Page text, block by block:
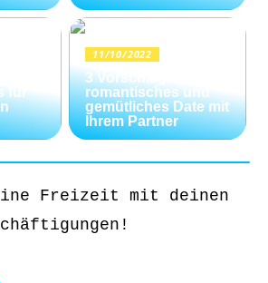
für
11/10/2022
3 Vorschläge für ein
romantisches und
gemütliches Date mit
Ihrem Partner
Freizeit mit deinen